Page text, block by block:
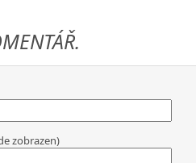
zobrazen)